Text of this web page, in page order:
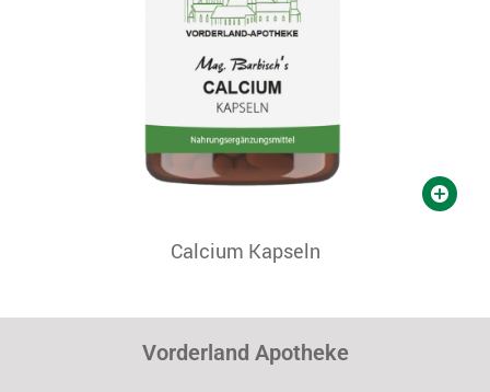
Calcium Kapseln
Vorderland Apotheke